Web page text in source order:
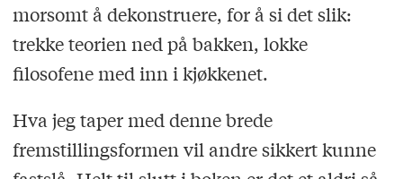
morsomt å dekonstruere, for å si det slik:
trekke teorien ned på bakken, lokke
filosofene med inn i kjøkkenet.
Hva jeg taper med denne brede
fremstillingsformen vil andre sikkert kunne